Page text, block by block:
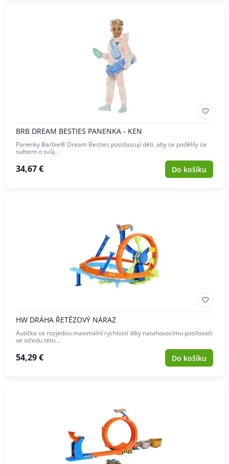
BRB DREAM BESTIES PANENKA - KEN
Panenky Barbie® Dream Besties povzbuzují děti, aby se podělily se
světem o svůj…
34,67 € Do košíku
HW DRÁHA ŘETĚZOVÝ NÁRAZ
Autíčka se rozjedou maximální rychlostí díky natahovacímu posilovači
ve středu této…
54,29 € Do košíku